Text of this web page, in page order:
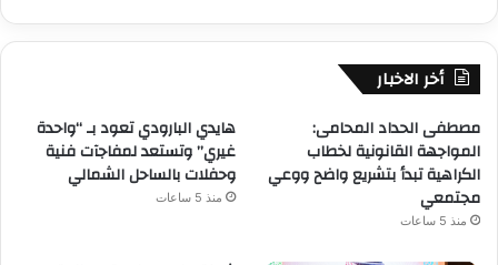
أخر الاخبار
مصطفى الحداد المحامى:
المواجهة القانونية لخطاب
الكراهية تبدأ بتشريع واضح ووعي
مجتمعي
منذ 5 ساعات
هايدي البارودي تعود بـ “واحدة
غيري” وتستعد لمفاجآت فنية
وحفلات بالساحل الشمالي
منذ 5 ساعات